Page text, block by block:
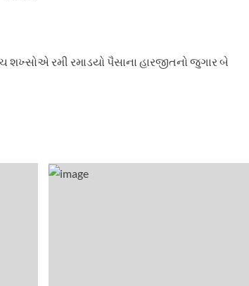
રમી રમાડયો પૈસાના હારજીતનો જુગાર બે